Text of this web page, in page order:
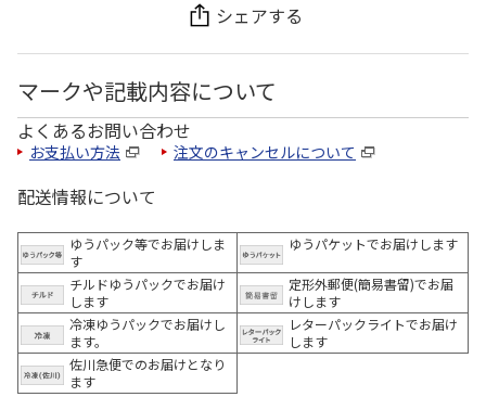
シェアする
マークや記載内容について
よくあるお問い合わせ
お支払い方法 注文のキャンセルについて
配送情報について
ゆうパック等でお届けしま
す
ゆうパケットでお届けします
チルドゆうパックでお届け
します
定形外郵便(簡易書留)でお届
けします
冷凍ゆうパックでお届けし
ます。
レターパックライトでお届け
します
佐川急便でのお届けとなり
ます